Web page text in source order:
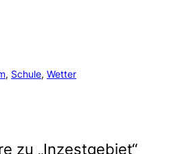
, Schule, Wetter
zu „Inzestgebiet“